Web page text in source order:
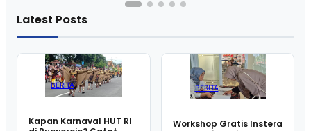
Latest Posts
BERITA
Kapan Karnaval HUT RI
BERITA
Workshop Gratis Instera